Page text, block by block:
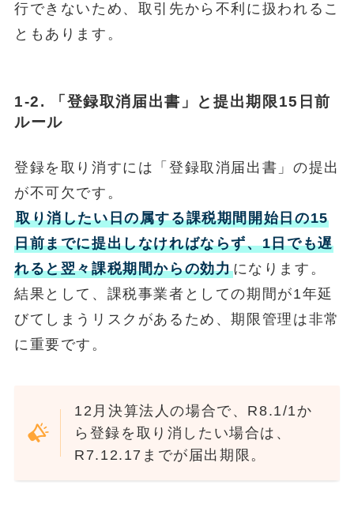
行できないため、取引先から不利に扱われるこ
ともあります。
1-2. 「登録取消届出書」と提出期限15日前
ルール
登録を取り消すには「登録取消届出書」の提出
が不可欠です。
取り消したい日の属する課税期間開始日の15
日前までに提出しなければならず、1日でも遅
れると翌々課税期間からの効力になります。
結果として、課税事業者としての期間が1年延
びてしまうリスクがあるため、期限管理は非常
に重要です。
12月決算法人の場合で、R8.1/1か
ら登録を取り消したい場合は、
R7.12.17までが届出期限。